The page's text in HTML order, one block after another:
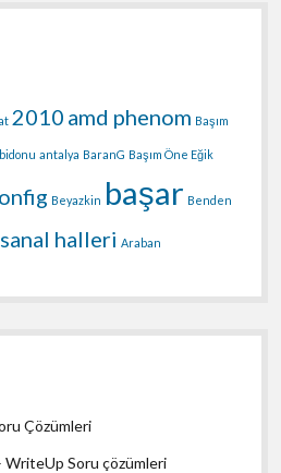
2010 amd phenom Başım
antalya BaranG Başım Öne Eğik
Beyazkin başar Benden
halleri Araban
Çözümleri
WriteUp Soru çözümleri